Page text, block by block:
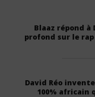
Blaaz répond
profond sur le
David Réo
100% africain